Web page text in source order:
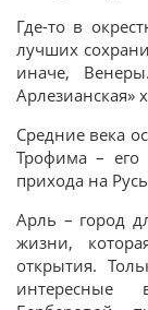
Где-то в
лучших
иначе,
Арлезианская»
Средние века
Трофима – его
прихода на
Арль – город
жизни,
открытия.
интересные